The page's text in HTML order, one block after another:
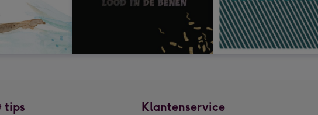
tips Klantenservice